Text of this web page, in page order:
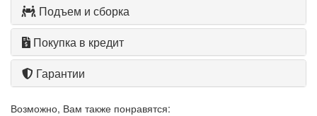
Подъем и сборка
Покупка в кредит
Гарантии
Возможно, Вам также понравятся: